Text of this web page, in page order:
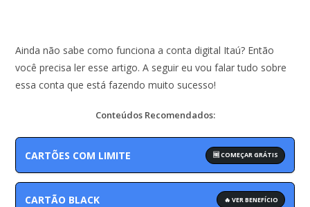
Ainda não sabe como funciona a conta digital Itaú? Então
você precisa ler esse artigo. A seguir eu vou falar tudo sobre
essa conta que está fazendo muito sucesso!
Conteúdos Recomendados:
CARTÕES COM LIMITE 🆓 COMEÇAR GRÁTIS
CARTÃO BLACK 🔥 VER BENEFÍCIO